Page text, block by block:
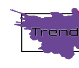
Hauptinhalt springen
Zur Suche springen
Zur